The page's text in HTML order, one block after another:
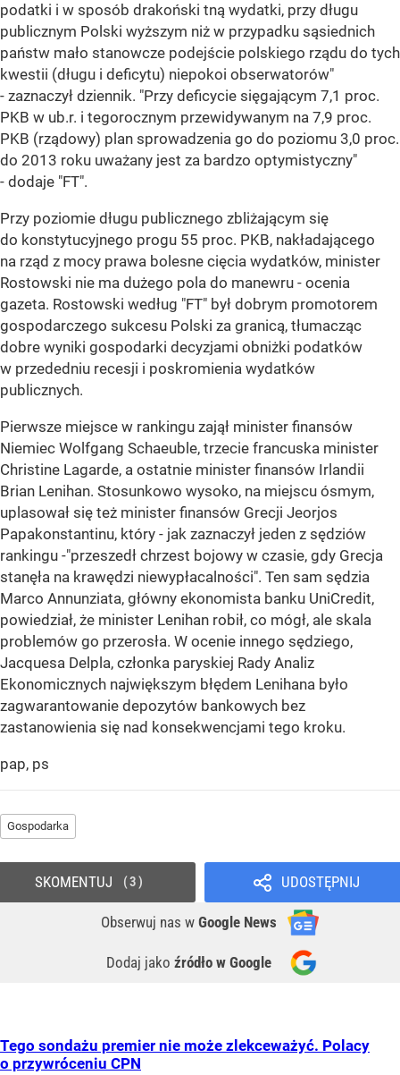
podatki i w sposób drakoński tną wydatki, przy długu
publicznym Polski wyższym niż w przypadku sąsiednich
państw mało stanowcze podejście polskiego rządu do tych
kwestii (długu i deficytu) niepokoi obserwatorów"
- zaznaczył dziennik. "Przy deficycie sięgającym 7,1 proc.
PKB w ub.r. i tegorocznym przewidywanym na 7,9 proc.
PKB (rządowy) plan sprowadzenia go do poziomu 3,0 proc.
do 2013 roku uważany jest za bardzo optymistyczny"
- dodaje "FT".
Przy poziomie długu publicznego zbliżającym się
do konstytucyjnego progu 55 proc. PKB, nakładającego
na rząd z mocy prawa bolesne cięcia wydatków, minister
Rostowski nie ma dużego pola do manewru - ocenia
gazeta. Rostowski według "FT" był dobrym promotorem
gospodarczego sukcesu Polski za granicą, tłumacząc
dobre wyniki gospodarki decyzjami obniżki podatków
w przededniu recesji i poskromienia wydatków
publicznych.
Pierwsze miejsce w rankingu zajął minister finansów
Niemiec Wolfgang Schaeuble, trzecie francuska minister
Christine Lagarde, a ostatnie minister finansów Irlandii
Brian Lenihan. Stosunkowo wysoko, na miejscu ósmym,
uplasował się też minister finansów Grecji Jeorjos
Papakonstantinu, który - jak zaznaczył jeden z sędziów
rankingu -"przeszedł chrzest bojowy w czasie, gdy Grecja
stanęła na krawędzi niewypłacalności". Ten sam sędzia
Marco Annunziata, główny ekonomista banku UniCredit,
powiedział, że minister Lenihan robił, co mógł, ale skala
problemów go przerosła. W ocenie innego sędziego,
Jacquesa Delpla, członka paryskiej Rady Analiz
Ekonomicznych największym błędem Lenihana było
zagwarantowanie depozytów bankowych bez
zastanowienia się nad konsekwencjami tego kroku.
pap, ps
Gospodarka
UDOSTĘPNIJ
Obserwuj nas w Google News
Dodaj jako źródło w Google
SKOMENTUJ 3
Tego sondażu premier nie może zlekceważyć. Polacy
o przywróceniu CPN